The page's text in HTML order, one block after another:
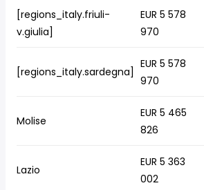
[regions_italy.friuli-
v.giulia]
EUR 5 578
970
[regions_italy.sardegna]
EUR 5 578
970
Molise
EUR 5 465
826
Lazio
EUR 5 363
002